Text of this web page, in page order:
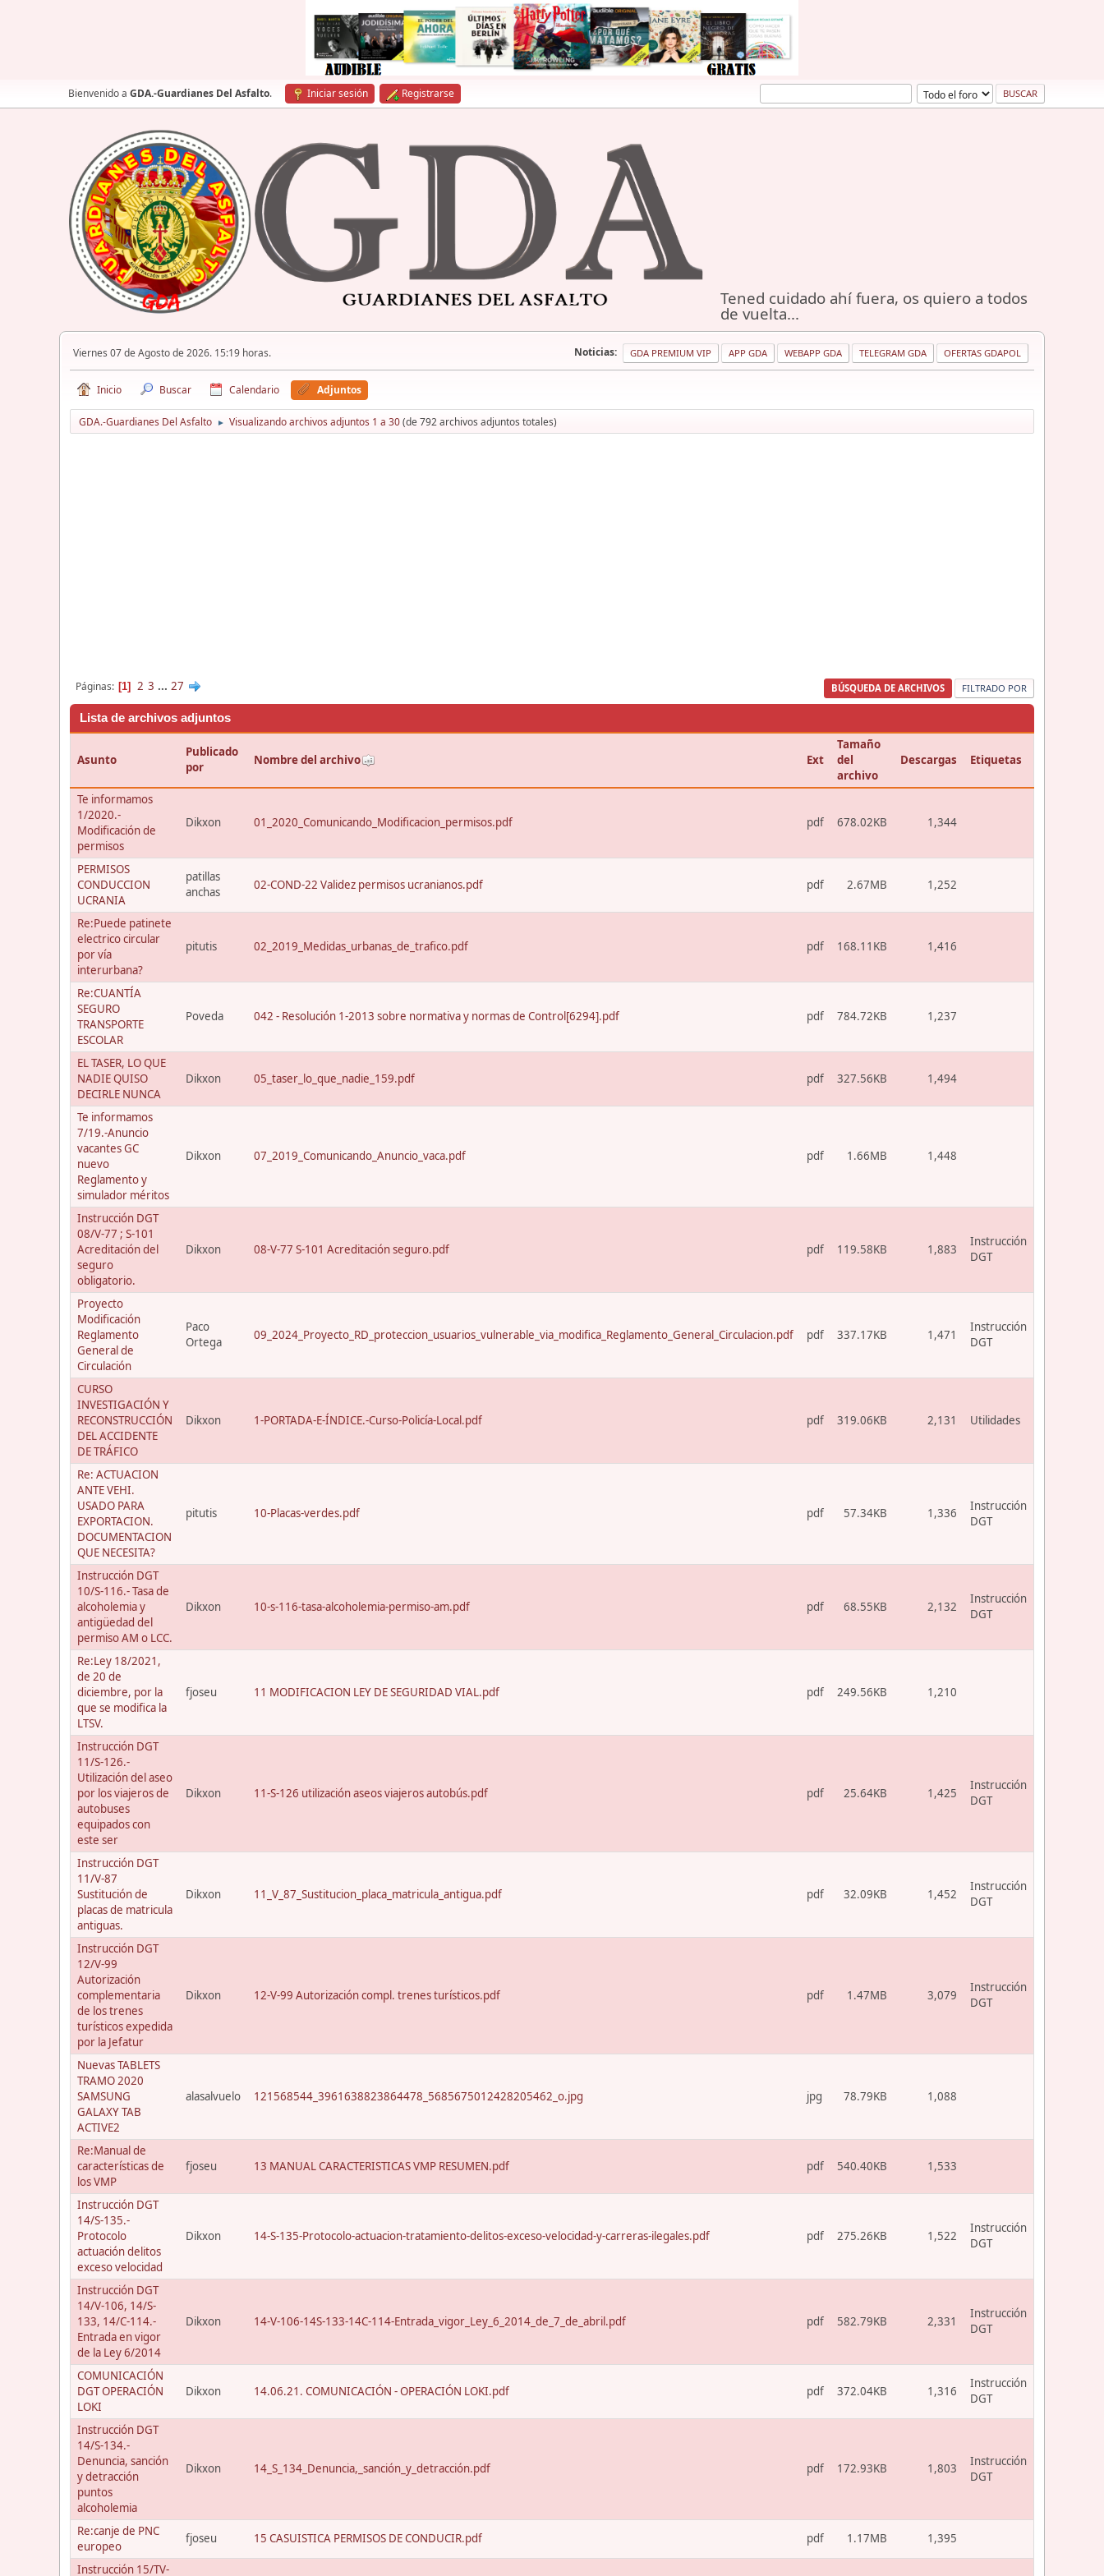
Bienvenido a GDA.-Guardianes Del Asfalto. Iniciar sesión Registrarse
Tened cuidado ahí fuera, os quiero a todos
de vuelta...
Viernes 07 de Agosto de 2026. 15:19 horas. Noticias: GDA PREMIUM VIP APP GDA WEBAPP GDA TELEGRAM GDA OFERTAS GDAPOL
Inicio Buscar Calendario Adjuntos
GDA.-Guardianes Del Asfalto ► Visualizando archivos adjuntos 1 a 30(de 792 archivos adjuntos totales)
BÚSQUEDA DE ARCHIVOS FILTRADO POR
Páginas 1 2 3 ... 27
Lista de archivos adjuntos
Asunto
Publicado
por
Nombre del archivo Ext
Tamaño
del
archivo
Descargas Etiquetas
Te informamos
1/2020.-
Modificación de
permisos
Dikxon 01_2020_Comunicando_Modificacion_permisos.pdf pdf 678.02KB 1,344
PERMISOS
CONDUCCION
UCRANIA
patillas
anchas
02-COND-22 Validez permisos ucranianos.pdf pdf 2.67MB 1,252
Re:Puede patinete
electrico circular
por vía
interurbana?
pitutis 02_2019_Medidas_urbanas_de_trafico.pdf pdf 168.11KB 1,416
Re:CUANTÍA
SEGURO
TRANSPORTE
ESCOLAR
Poveda 042 - Resolución 1-2013 sobre normativa y normas de Control[6294].pdf pdf 784.72KB 1,237
EL TASER, LO QUE
NADIE QUISO
DECIRLE NUNCA
Dikxon 05_taser_lo_que_nadie_159.pdf pdf 327.56KB 1,494
Te informamos
7/19.-Anuncio
vacantes GC
nuevo
Reglamento y
simulador méritos
Dikxon 07_2019_Comunicando_Anuncio_vaca.pdf pdf 1.66MB 1,448
Instrucción DGT
08/V-77 ; S-101
Acreditación del
seguro
obligatorio.
Dikxon 08-V-77 S-101 Acreditación seguro.pdf pdf 119.58KB 1,883
Instrucción
DGT
Proyecto
Modificación
Reglamento
General de
Circulación
Paco
Ortega
09_2024_Proyecto_RD_proteccion_usuarios_vulnerable_via_modifica_Reglamento_General_Circulacion.pdf pdf 337.17KB 1,471
Instrucción
DGT
CURSO
INVESTIGACIÓN Y
RECONSTRUCCIÓN
DEL ACCIDENTE
DE TRÁFICO
Dikxon 1-PORTADA-E-ÍNDICE.-Curso-Policía-Local.pdf pdf 319.06KB 2,131 Utilidades
Re: ACTUACION
ANTE VEHI.
USADO PARA
EXPORTACION.
DOCUMENTACION
QUE NECESITA?
pitutis 10-Placas-verdes.pdf pdf 57.34KB 1,336
Instrucción
DGT
Instrucción DGT
10/S-116.- Tasa de
alcoholemia y
antigüedad del
permiso AM o LCC.
Dikxon 10-s-116-tasa-alcoholemia-permiso-am.pdf pdf 68.55KB 2,132
Instrucción
DGT
Re:Ley 18/2021,
de 20 de
diciembre, por la
que se modifica la
LTSV.
fjoseu 11 MODIFICACION LEY DE SEGURIDAD VIAL.pdf pdf 249.56KB 1,210
Instrucción DGT
11/S-126.-
Utilización del aseo
por los viajeros de
autobuses
equipados con
este ser
Dikxon 11-S-126 utilización aseos viajeros autobús.pdf pdf 25.64KB 1,425
Instrucción
DGT
Instrucción DGT
11/V-87
Sustitución de
placas de matricula
antiguas.
Dikxon 11_V_87_Sustitucion_placa_matricula_antigua.pdf pdf 32.09KB 1,452
Instrucción
DGT
Instrucción DGT
12/V-99
Autorización
complementaria
de los trenes
turísticos expedida
por la Jefatur
Dikxon 12-V-99 Autorización compl. trenes turísticos.pdf pdf 1.47MB 3,079
Instrucción
DGT
Nuevas TABLETS
TRAMO 2020
SAMSUNG
GALAXY TAB
ACTIVE2
alasalvuelo 121568544_3961638823864478_5685675012428205462_o.jpg jpg 78.79KB 1,088
Re:Manual de
características de
los VMP
fjoseu 13 MANUAL CARACTERISTICAS VMP RESUMEN.pdf pdf 540.40KB 1,533
Instrucción DGT
14/S-135.-
Protocolo
actuación delitos
exceso velocidad
Dikxon 14-S-135-Protocolo-actuacion-tratamiento-delitos-exceso-velocidad-y-carreras-ilegales.pdf pdf 275.26KB 1,522
Instrucción
DGT
Instrucción DGT
14/V-106, 14/S-
133, 14/C-114.-
Entrada en vigor
de la Ley 6/2014
Dikxon 14-V-106-14S-133-14C-114-Entrada_vigor_Ley_6_2014_de_7_de_abril.pdf pdf 582.79KB 2,331
Instrucción
DGT
COMUNICACIÓN
DGT OPERACIÓN
LOKI
Dikxon 14.06.21. COMUNICACIÓN - OPERACIÓN LOKI.pdf pdf 372.04KB 1,316
Instrucción
DGT
Instrucción DGT
14/S-134.-
Denuncia, sanción
y detracción
puntos
alcoholemia
Dikxon 14_S_134_Denuncia,_sanción_y_detracción.pdf pdf 172.93KB 1,803
Instrucción
DGT
Re:canje de PNC
europeo
fjoseu 15 CASUISTICA PERMISOS DE CONDUCIR.pdf pdf 1.17MB 1,395
Instrucción 15/TV-